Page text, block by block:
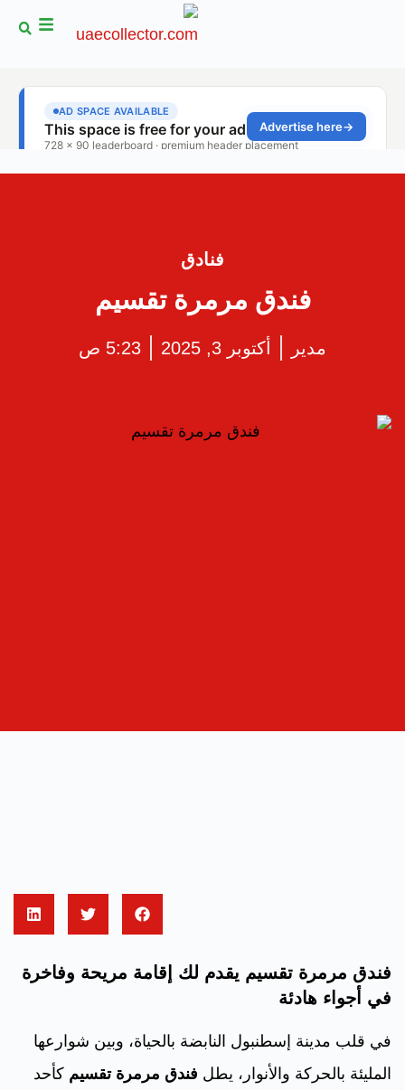
فنادق
فندق مرمرة تقسيم
مدير أكتوبر 3, 2025 5:23 ص
فندق مرمرة تقسيم يقدم لك إقامة مريحة وفاخرة
في أجواء هادئة
في قلب مدينة إسطنبول النابضة بالحياة، وبين شوارعها
المليئة بالحركة والأنوار، يطل فندق مرمرة تقسيم كأحد